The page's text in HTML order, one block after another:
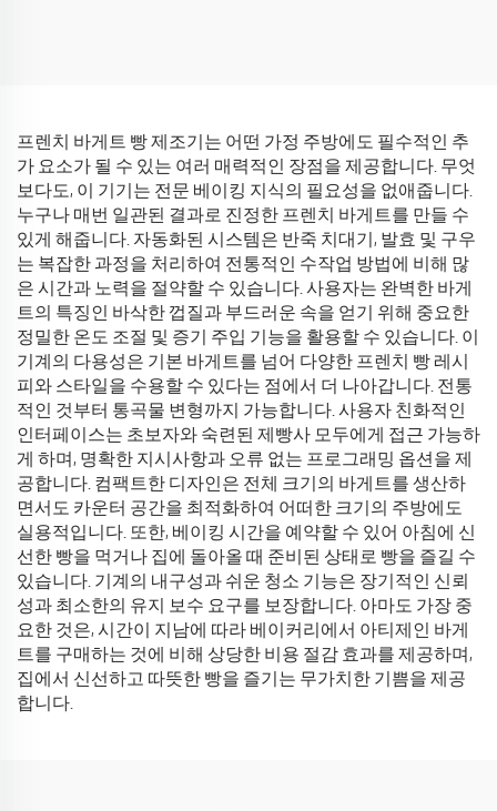
프렌치 바게트 빵 제조기는 어떤 가정 주방에도 필수적인 추
가 요소가 될 수 있는 여러 매력적인 장점을 제공합니다. 무엇
보다도, 이 기기는 전문 베이킹 지식의 필요성을 없애줍니다.
누구나 매번 일관된 결과로 진정한 프렌치 바게트를 만들 수
있게 해줍니다. 자동화된 시스템은 반죽 치대기, 발효 및 구우
는 복잡한 과정을 처리하여 전통적인 수작업 방법에 비해 많
은 시간과 노력을 절약할 수 있습니다. 사용자는 완벽한 바게
트의 특징인 바삭한 껍질과 부드러운 속을 얻기 위해 중요한
정밀한 온도 조절 및 증기 주입 기능을 활용할 수 있습니다. 이
기계의 다용성은 기본 바게트를 넘어 다양한 프렌치 빵 레시
피와 스타일을 수용할 수 있다는 점에서 더 나아갑니다. 전통
적인 것부터 통곡물 변형까지 가능합니다. 사용자 친화적인
인터페이스는 초보자와 숙련된 제빵사 모두에게 접근 가능하
게 하며, 명확한 지시사항과 오류 없는 프로그래밍 옵션을 제
공합니다. 컴팩트한 디자인은 전체 크기의 바게트를 생산하
면서도 카운터 공간을 최적화하여 어떠한 크기의 주방에도
실용적입니다. 또한, 베이킹 시간을 예약할 수 있어 아침에 신
선한 빵을 먹거나 집에 돌아올 때 준비된 상태로 빵을 즐길 수
있습니다. 기계의 내구성과 쉬운 청소 기능은 장기적인 신뢰
성과 최소한의 유지 보수 요구를 보장합니다. 아마도 가장 중
요한 것은, 시간이 지남에 따라 베이커리에서 아티제인 바게
트를 구매하는 것에 비해 상당한 비용 절감 효과를 제공하며,
집에서 신선하고 따뜻한 빵을 즐기는 무가치한 기쁨을 제공
합니다.